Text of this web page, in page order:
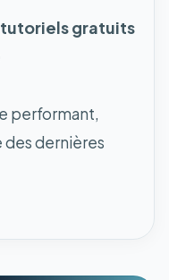
gratuits
performant,
des dernières